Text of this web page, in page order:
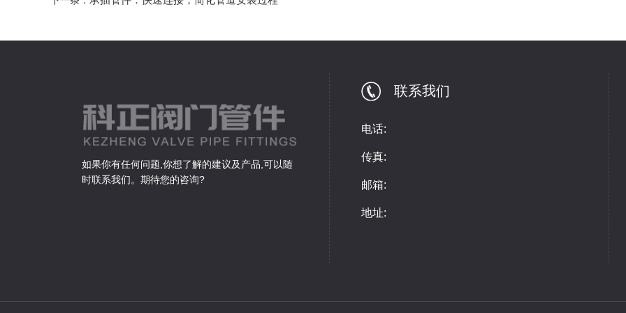
如果你有任何问题,你想了解的建议及产品,可以随
时联系我们。期待您的咨询?
联系我们
电话:
传真:
邮箱:
地址: